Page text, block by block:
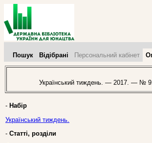
Пошук Відібрані Персональний кабінет
Український тиждень. — 2017. — №
- Набір
Український тиждень.
- Статті, розділи